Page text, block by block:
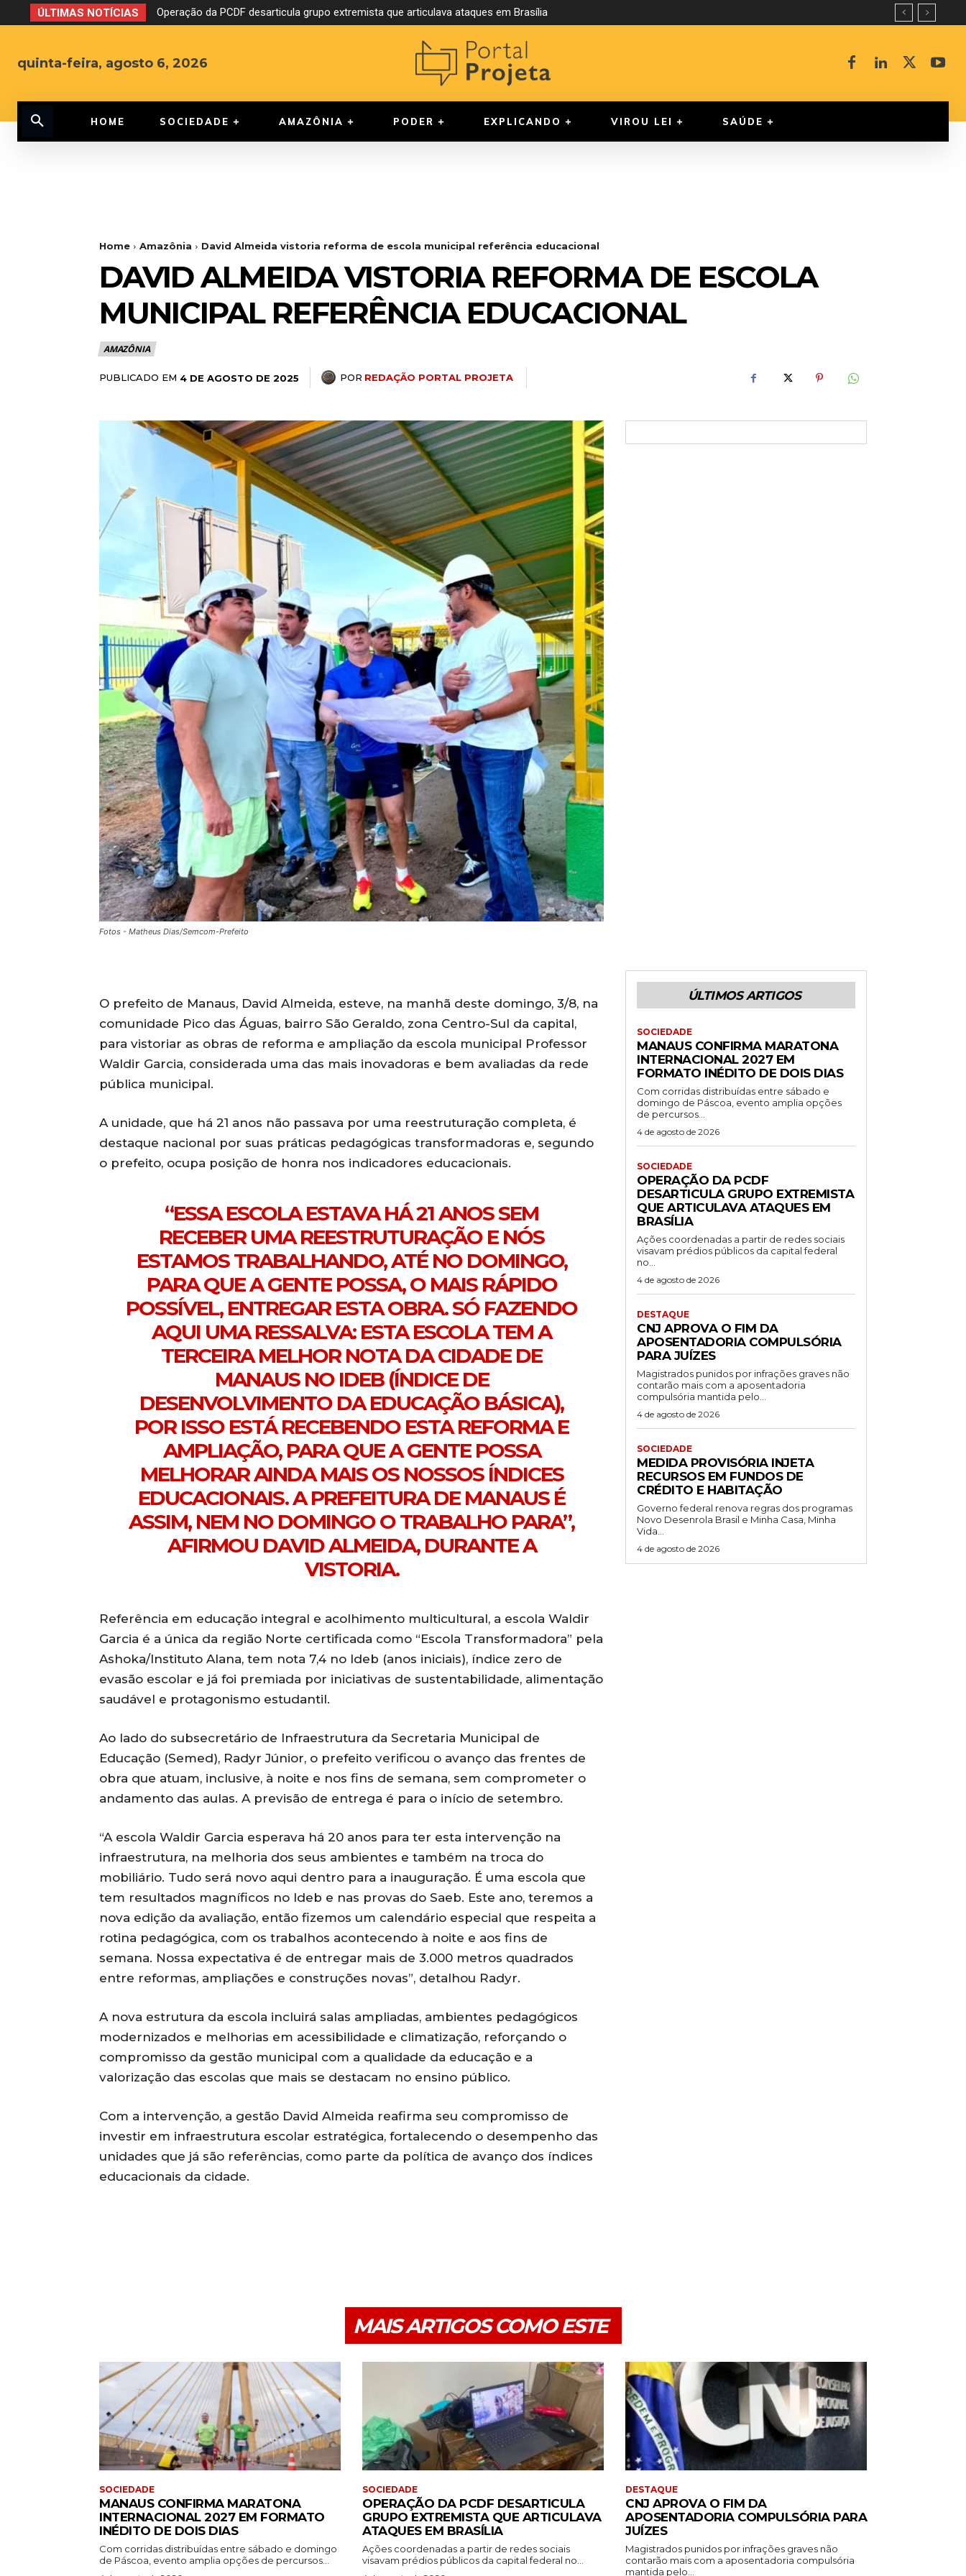
ÚLTIMAS NOTÍCIAS Operação da PCDF desarticula grupo extremista que articulava ataques em Brasília
CNJ aprova o fim da aposentadoria compulsória para juízes
quinta-feira, agosto 6, 2026
HOME SOCIEDADE AMAZÔNIA PODER EXPLICANDO VIROU LEI SAÚDE
Home Amazônia David Almeida vistoria reforma de escola municipal referência educacional
DAVID ALMEIDA VISTORIA REFORMA DE ESCOLA
MUNICIPAL REFERÊNCIA EDUCACIONAL
AMAZÔNIA
PUBLICADO EM 4 DE AGOSTO DE 2025 POR REDAÇÃO PORTAL PROJETA
Fotos - Matheus Dias/Semcom-Prefeito
O prefeito de Manaus, David Almeida, esteve, na manhã deste domingo, 3/8, na
comunidade Pico das Águas, bairro São Geraldo, zona Centro-Sul da capital,
para vistoriar as obras de reforma e ampliação da escola municipal Professor
Waldir Garcia, considerada uma das mais inovadoras e bem avaliadas da rede
pública municipal.
A unidade, que há 21 anos não passava por uma reestruturação completa, é
destaque nacional por suas práticas pedagógicas transformadoras e, segundo
o prefeito, ocupa posição de honra nos indicadores educacionais.
“ESSA ESCOLA ESTAVA HÁ 21 ANOS SEM
RECEBER UMA REESTRUTURAÇÃO E NÓS
ESTAMOS TRABALHANDO, ATÉ NO DOMINGO,
PARA QUE A GENTE POSSA, O MAIS RÁPIDO
POSSÍVEL, ENTREGAR ESTA OBRA. SÓ FAZENDO
AQUI UMA RESSALVA: ESTA ESCOLA TEM A
TERCEIRA MELHOR NOTA DA CIDADE DE
MANAUS NO IDEB (ÍNDICE DE
DESENVOLVIMENTO DA EDUCAÇÃO BÁSICA),
POR ISSO ESTÁ RECEBENDO ESTA REFORMA E
AMPLIAÇÃO, PARA QUE A GENTE POSSA
MELHORAR AINDA MAIS OS NOSSOS ÍNDICES
EDUCACIONAIS. A PREFEITURA DE MANAUS É
ASSIM, NEM NO DOMINGO O TRABALHO PARA”,
AFIRMOU DAVID ALMEIDA, DURANTE A
VISTORIA.
Referência em educação integral e acolhimento multicultural, a escola Waldir
Garcia é a única da região Norte certificada como “Escola Transformadora” pela
Ashoka/Instituto Alana, tem nota 7,4 no Ideb (anos iniciais), índice zero de
evasão escolar e já foi premiada por iniciativas de sustentabilidade, alimentação
saudável e protagonismo estudantil.
Ao lado do subsecretário de Infraestrutura da Secretaria Municipal de
Educação (Semed), Radyr Júnior, o prefeito verificou o avanço das frentes de
obra que atuam, inclusive, à noite e nos fins de semana, sem comprometer o
andamento das aulas. A previsão de entrega é para o início de setembro.
“A escola Waldir Garcia esperava há 20 anos para ter esta intervenção na
infraestrutura, na melhoria dos seus ambientes e também na troca do
mobiliário. Tudo será novo aqui dentro para a inauguração. É uma escola que
tem resultados magníficos no Ideb e nas provas do Saeb. Este ano, teremos a
nova edição da avaliação, então fizemos um calendário especial que respeita a
rotina pedagógica, com os trabalhos acontecendo à noite e aos fins de
semana. Nossa expectativa é de entregar mais de 3.000 metros quadrados
entre reformas, ampliações e construções novas”, detalhou Radyr.
A nova estrutura da escola incluirá salas ampliadas, ambientes pedagógicos
modernizados e melhorias em acessibilidade e climatização, reforçando o
compromisso da gestão municipal com a qualidade da educação e a
valorização das escolas que mais se destacam no ensino público.
Com a intervenção, a gestão David Almeida reafirma seu compromisso de
investir em infraestrutura escolar estratégica, fortalecendo o desempenho das
unidades que já são referências, como parte da política de avanço dos índices
educacionais da cidade.
ÚLTIMOS ARTIGOS
SOCIEDADE
MANAUS CONFIRMA MARATONA
INTERNACIONAL 2027 EM
FORMATO INÉDITO DE DOIS DIAS
Com corridas distribuídas entre sábado e
domingo de Páscoa, evento amplia opções
de percursos...
4 de agosto de 2026
SOCIEDADE
OPERAÇÃO DA PCDF
DESARTICULA GRUPO EXTREMISTA
QUE ARTICULAVA ATAQUES EM
BRASÍLIA
Ações coordenadas a partir de redes sociais
visavam prédios públicos da capital federal
no...
4 de agosto de 2026
DESTAQUE
CNJ APROVA O FIM DA
APOSENTADORIA COMPULSÓRIA
PARA JUÍZES
Magistrados punidos por infrações graves não
contarão mais com a aposentadoria
compulsória mantida pelo...
4 de agosto de 2026
SOCIEDADE
MEDIDA PROVISÓRIA INJETA
RECURSOS EM FUNDOS DE
CRÉDITO E HABITAÇÃO
Governo federal renova regras dos programas
Novo Desenrola Brasil e Minha Casa, Minha
Vida...
4 de agosto de 2026
MAIS ARTIGOS COMO ESTE
SOCIEDADE
MANAUS CONFIRMA MARATONA
INTERNACIONAL 2027 EM FORMATO
INÉDITO DE DOIS DIAS
Com corridas distribuídas entre sábado e domingo
de Páscoa, evento amplia opções de percursos...
SOCIEDADE
OPERAÇÃO DA PCDF DESARTICULA
GRUPO EXTREMISTA QUE ARTICULAVA
ATAQUES EM BRASÍLIA
Ações coordenadas a partir de redes sociais
visavam prédios públicos da capital federal no...
DESTAQUE
CNJ APROVA O FIM DA
APOSENTADORIA COMPULSÓRIA PARA
JUÍZES
Magistrados punidos por infrações graves não
contarão mais com a aposentadoria compulsória
mantida pelo...